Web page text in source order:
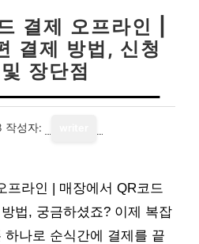
결제 오프라인 |
결제 방법, 신청
장단점
작성자:
프라인 | 매장에서 QR코드
법, 궁금하셨죠? 이제 복잡
나로 순식간에 결제를 끝